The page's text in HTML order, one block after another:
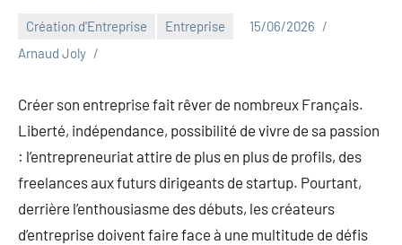
Création d'Entreprise Entreprise
15/06/2026
Arnaud Joly
Créer son entreprise fait rêver de nombreux Français.
Liberté, indépendance, possibilité de vivre de sa passion
: l’entrepreneuriat attire de plus en plus de profils, des
freelances aux futurs dirigeants de startup. Pourtant,
derrière l’enthousiasme des débuts, les créateurs
d’entreprise doivent faire face à une multitude de défis